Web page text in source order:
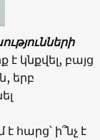
կնքվել, բայց
երբ
հարց՝ ի՞նչ է